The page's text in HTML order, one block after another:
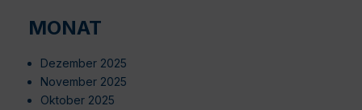
MONAT
Dezember 2025
November 2025
Oktober 2025